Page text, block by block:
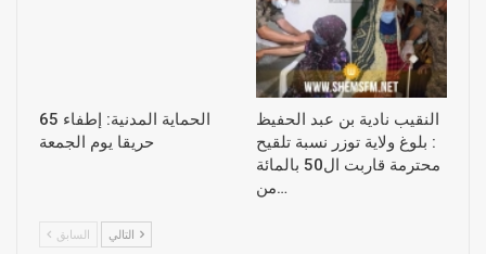
الحماية المدنية: إطفاء 65
حريقا يوم الجمعة
النقيب نادية بن عبد الحفيظ
: بلوغ ولاية توزر نسبة تلقيح
محترمة قاربت ال50 بالمائة
من…
السابق